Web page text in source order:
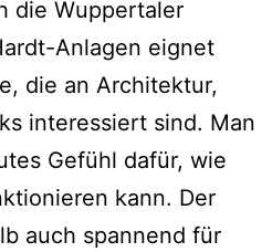
die Wuppertaler
Anlagen eignet
die an Architektur,
interessiert sind. Man
Gefühl dafür, wie
kann. Der
auch spannend für